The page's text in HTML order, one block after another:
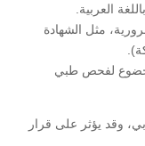
العربية.
مثل الشهادة
خضوع لفحص طبي
وقد يؤثر على قرار